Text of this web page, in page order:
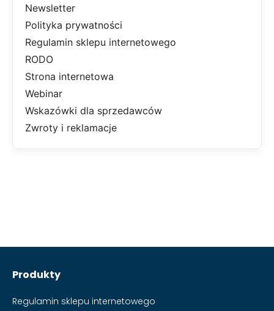
Newsletter
Polityka prywatności
Regulamin sklepu internetowego
RODO
Strona internetowa
Webinar
Wskazówki dla sprzedawców
Zwroty i reklamacje
Produkty
Regulamin sklepu internetowego